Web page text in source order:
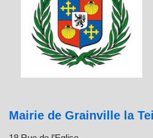
Mairie de Grainville la